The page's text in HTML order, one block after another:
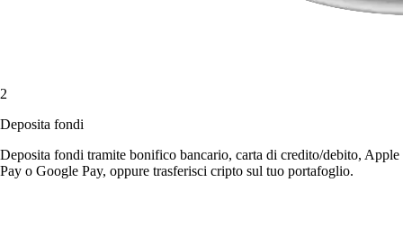
2
Deposita fondi
Deposita fondi tramite bonifico bancario, carta di credito/debito, Apple
Pay o Google Pay, oppure trasferisci cripto sul tuo portafoglio.